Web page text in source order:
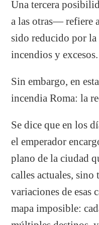
Una tercera
a las otras— refiere
sido reducido por la
incendios y excesos.
Sin embargo, en
incendia Roma: la
Se dice que en los
el emperador
plano de la ciudad
calles actuales, sino
variaciones de esas
mapa imposible: